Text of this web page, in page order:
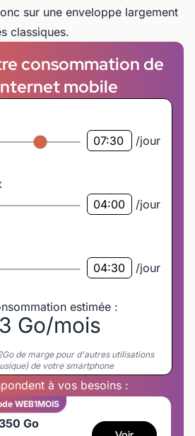
sur une enveloppe largement
classiques.
consommation de
mobile
/jour
/jour
/jour
estimée :
Go/mois
de marge pour d'autres utilisations
de votre smartphone
à vos besoins :
WEB1MOIS
350 Go